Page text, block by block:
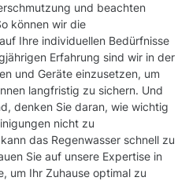
und beachten
können wir die
Ihre individuellen Bedürfnisse
Erfahrung sind wir in der
und Geräte einzusetzen, um
langfristig zu sichern. Und
denken Sie daran, wie wichtig
nicht zu
das Regenwasser schnell zu
Sie auf unsere Expertise in
um Ihr Zuhause optimal zu